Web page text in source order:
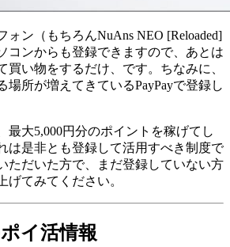
ォン（もちろんNuAns NEO [Reloaded]
コンからも登録できますので、あとは
買い物をするだけ、です。ちなみに、
場所が増えてきているPayPayで登録し
最大5,000円分のポイントを稼げてし
は是非とも登録して活用すべき制度で
ただいた方で、まだ登録していない方
げてみてください。
イ活情報